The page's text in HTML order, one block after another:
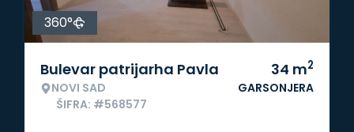
360°
Bulevar patrijarha Pavla
NOVI SAD
ŠIFRA: #568577
34 m2
GARSONJERA